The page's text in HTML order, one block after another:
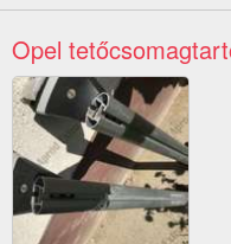
Opel